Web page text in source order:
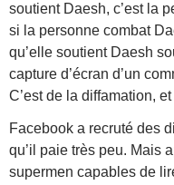
soutient Daesh, c’est la
si la personne combat
qu’elle soutient Daesh
capture d’écran d’un
C’est de la diffamation,
Facebook a recruté des
qu’il paie très peu. Mais
supermen capables de